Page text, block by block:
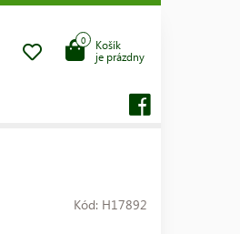
Košík
je prázdny
0
Kód: H17892